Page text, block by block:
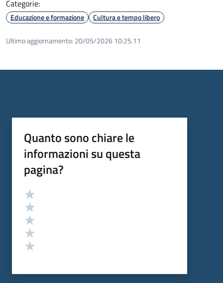
Categorie:
Educazione e formazione Cultura e tempo libero
Ultimo aggiornamento: 20/05/2026 10:25.11
Quanto sono chiare le
informazioni su questa
pagina?
Valutazione